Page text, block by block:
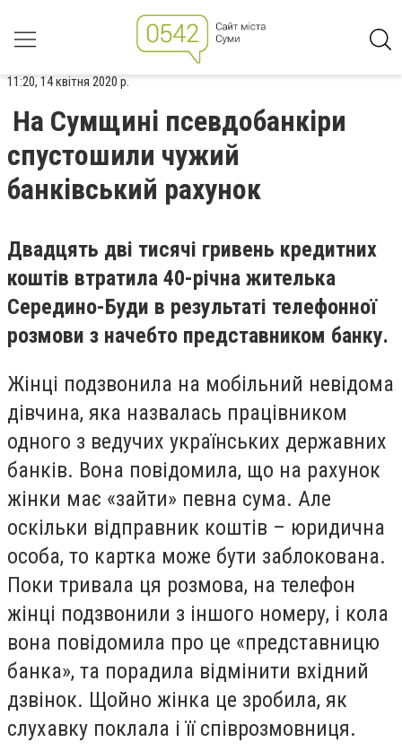
11:20, 14 квітня 2020 р.
На Сумщині псевдобанкіри
спустошили чужий
банківський рахунок
Двадцять дві тисячі гривень кредитних
коштів втратила 40-річна жителька
Середино-Буди в результаті телефонної
розмови з начебто представником банку.
Жінці подзвонила на мобільний невідома
дівчина, яка назвалась працівником
одного з ведучих українських державних
банків. Вона повідомила, що на рахунок
жінки має «зайти» певна сума. Але
оскільки відправник коштів – юридична
особа, то картка може бути заблокована.
Поки тривала ця розмова, на телефон
жінці подзвонили з іншого номеру, і кола
вона повідомила про це «представницю
банка», та порадила відмінити вхідний
дзвінок. Щойно жінка це зробила, як
слухавку поклала і її співрозмовниця.